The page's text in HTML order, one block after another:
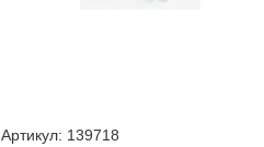
Артикул: 139718